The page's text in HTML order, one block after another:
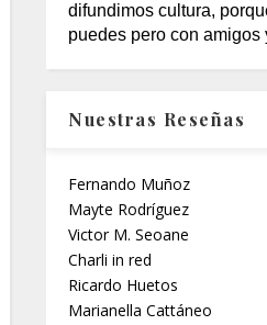
difundimos cultura,
puedes pero con amigos
Nuestras Reseñas
Fernando Muñoz
Mayte Rodríguez
Victor M. Seoane
Charli in red
Ricardo Huetos
Marianella Cattáneo